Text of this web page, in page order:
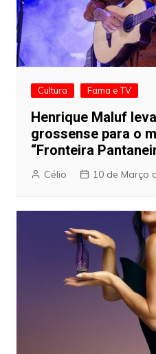
Cultura Fama e TV
Henrique Maluf
grossense para o
“Fronteira
Célio 10 de Março